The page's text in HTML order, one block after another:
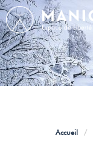
Accueil /